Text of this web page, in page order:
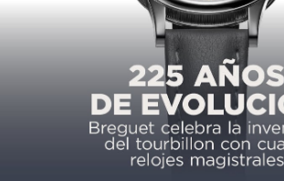
SIHH 2017: ROGER
ALÍA CON PIRELLI Y